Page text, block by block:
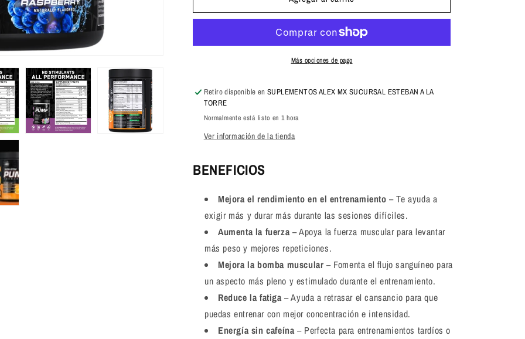
Nutrition
40
Nutrition
Pump
40
ServiciosMás opciones de pago
Retiro disponible enSUPLEMENTOS ALEX MX SUCURSAL ESTEBAN A LA
TORRE
Normalmente está listo en 1 hora
Ver información de la tienda
BENEFICIOS
Mejora el rendimiento en el entrenamiento – Te ayuda a
exigir más y durar más durante las sesiones difíciles.
Aumenta la fuerza – Apoya la fuerza muscular para levantar
más peso y mejores repeticiones.
Mejora la bomba muscular – Fomenta el flujo sanguíneo para
un aspecto más pleno y estimulado durante el entrenamiento.
Reduce la fatiga – Ayuda a retrasar el cansancio para que
puedas entrenar con mejor concentración e intensidad.
Energía sin cafeína – Perfecta para entrenamientos tardíos o